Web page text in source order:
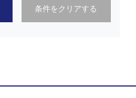
条件をクリアする